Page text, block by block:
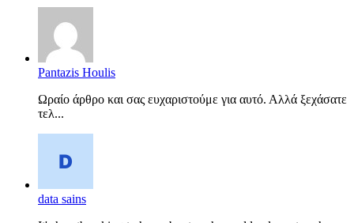
Pantazis Houlis
Ωραίο άρθρο και σας ευχαριστούμε για αυτό. Αλλά ξεχάσατε
τελ...
data sains